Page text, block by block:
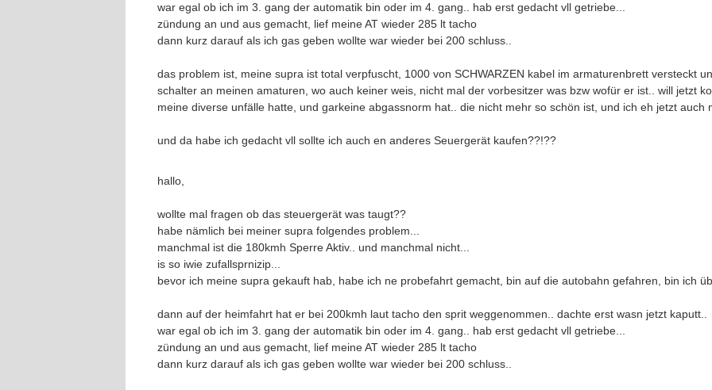
war egal ob ich im 3. gang der automatik bin oder im 4. gang.. hab erst gedacht vll getriebe...
zündung an und aus gemacht, lief meine AT wieder 285 lt tacho
dann kurz darauf als ich gas geben wollte war wieder bei 200 schluss..
das problem ist, meine supra ist total verpfuscht, 1000 von SCHWARZEN kabel im armaturenbrett versteckt
schalter an meinen amaturen, wo auch keiner weis, nicht mal der vorbesitzer was bzw wofür er ist.. will jetzt
meine diverse unfälle hatte, und garkeine abgassnorm hat.. die nicht mehr so schön ist, und ich eh jetzt auch
und da habe ich gedacht vll sollte ich auch en anderes Seuergerät kaufen??!??
hallo,
wollte mal fragen ob das steuergerät was taugt??
habe nämlich bei meiner supra folgendes problem...
manchmal ist die 180kmh Sperre Aktiv.. und manchmal nicht...
is so iwie zufallsprnizip...
bevor ich meine supra gekauft hab, habe ich ne probefahrt gemacht, bin auf die autobahn gefahren, bin ich
dann auf der heimfahrt hat er bei 200kmh laut tacho den sprit weggenommen.. dachte erst wasn jetzt kaputt..
war egal ob ich im 3. gang der automatik bin oder im 4. gang.. hab erst gedacht vll getriebe...
zündung an und aus gemacht, lief meine AT wieder 285 lt tacho
dann kurz darauf als ich gas geben wollte war wieder bei 200 schluss..